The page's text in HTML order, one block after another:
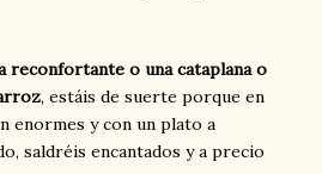
reconfortante o una cataplana o
, estáis de suerte porque en
enormes y con un plato a
saldréis encantados y a precio